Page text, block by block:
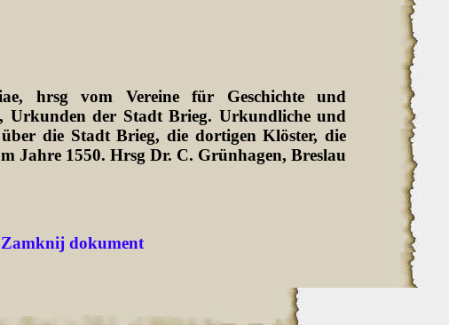
hrsg vom Vereine für Geschichte und
Urkunden der Stadt Brieg. Urkundliche und
die Stadt Brieg, die dortigen Klöster, die
Jahre 1550. Hrsg Dr. C. Grünhagen, Breslau
Zamknij dokument